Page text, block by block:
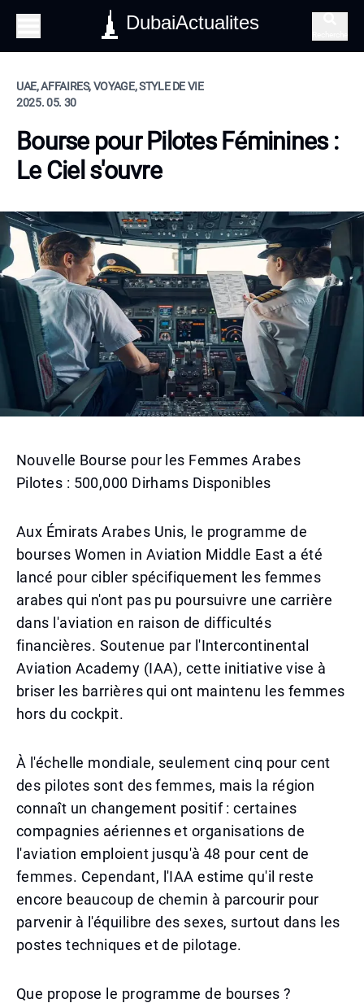
DubaiActualites
UAE, AFFAIRES, VOYAGE, STYLE DE VIE
2025. 05. 30
Bourse pour Pilotes Féminines :
Le Ciel s'ouvre
Nouvelle Bourse pour les Femmes Arabes
Pilotes : 500,000 Dirhams Disponibles
Aux Émirats Arabes Unis, le programme de
bourses Women in Aviation Middle East a été
lancé pour cibler spécifiquement les femmes
arabes qui n'ont pas pu poursuivre une carrière
dans l'aviation en raison de difficultés
financières. Soutenue par l'Intercontinental
Aviation Academy (IAA), cette initiative vise à
briser les barrières qui ont maintenu les femmes
hors du cockpit.
À l'échelle mondiale, seulement cinq pour cent
des pilotes sont des femmes, mais la région
connaît un changement positif : certaines
compagnies aériennes et organisations de
l'aviation emploient jusqu'à 48 pour cent de
femmes. Cependant, l'IAA estime qu'il reste
encore beaucoup de chemin à parcourir pour
parvenir à l'équilibre des sexes, surtout dans les
postes techniques et de pilotage.
Que propose le programme de bourses ?